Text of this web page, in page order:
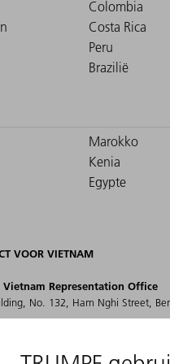
Colombia
Costa Rica
Peru
Brazilië
Marokko
Kenia
Egypte
VOOR VIETNAM
Vietnam Representation Office
No. 132, Ham Nghi Street,